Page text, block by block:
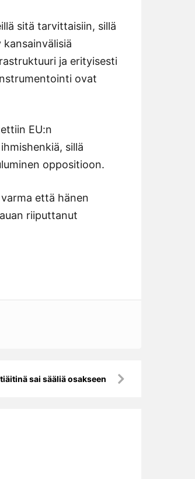
sitä tarvittaisiin, sillä
ja erityisesti
ovat
EU:n
sillä
oppositioon.
että hänen
riiputtanut
sai sääliä osakseen